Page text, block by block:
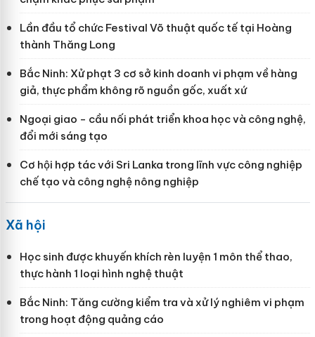
Lần đầu tổ chức Festival Võ thuật quốc tế tại Hoàng
thành Thăng Long
Bắc Ninh: Xử phạt 3 cơ sở kinh doanh vi phạm về hàng
giả, thực phẩm không rõ nguồn gốc, xuất xứ
Ngoại giao - cầu nối phát triển khoa học và công nghệ,
đổi mới sáng tạo
Cơ hội hợp tác với Sri Lanka trong lĩnh vực công nghiệp
chế tạo và công nghệ nông nghiệp
Xã hội
Học sinh được khuyến khích rèn luyện 1 môn thể thao,
thực hành 1 loại hình nghệ thuật
Bắc Ninh: Tăng cường kiểm tra và xử lý nghiêm vi phạm
trong hoạt động quảng cáo